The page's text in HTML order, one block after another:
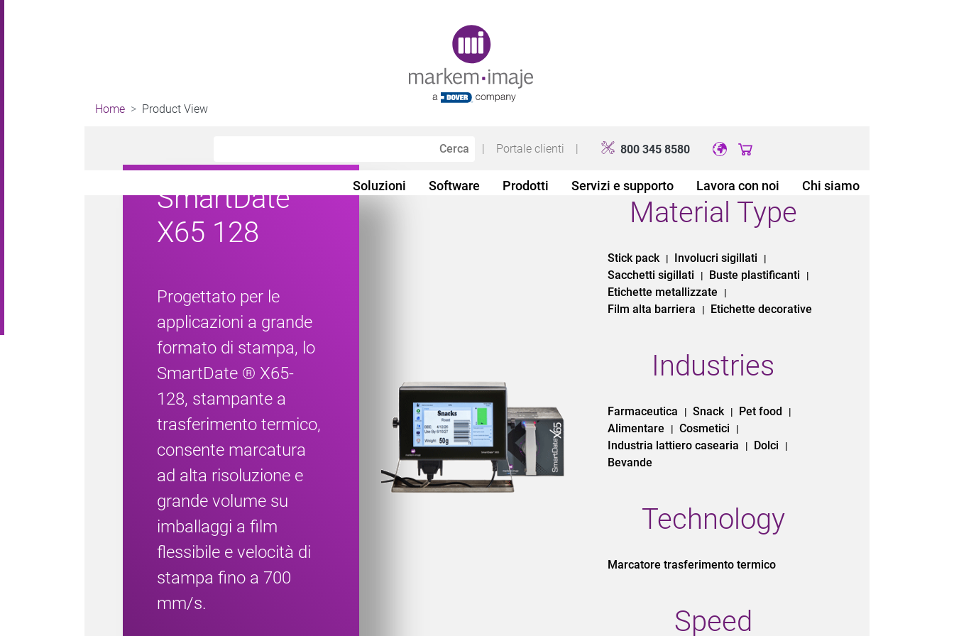
| Portale clienti | 800 345 8580 Original image URL link
Soluzioni Software Prodotti Servizi e supporto Lavora con noi Chi siamo
Home Product View
SmartDate
X65 128
Progettato per le
applicazioni a grande
formato di stampa, lo
SmartDate ® X65-
128, stampante a
trasferimento termico,
consente marcatura
ad alta risoluzione e
grande volume su
imballaggi a film
flessibile e velocità di
stampa fino a 700
mm/s.
Material Type
Stick pack | Involucri sigillati |
Sacchetti sigillati | Buste plastificanti |
Etichette metallizzate |
Film alta barriera | Etichette decorative
Industries
Farmaceutica | Snack | Pet food |
Alimentare | Cosmetici |
Industria lattiero casearia | Dolci |
Bevande
Technology
Marcatore trasferimento termico
Speed